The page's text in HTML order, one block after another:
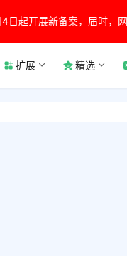
起开展新备案，届时，
扩展 精选